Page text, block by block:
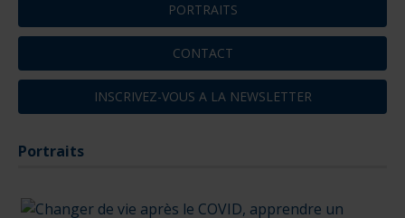
PORTRAITS
CONTACT
INSCRIVEZ-VOUS A LA NEWSLETTER
Portraits